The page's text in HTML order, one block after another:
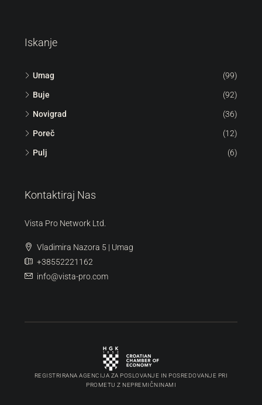
Iskanje
Umag (99)
Buje (92)
Novigrad (36)
Poreč (12)
Pulj (6)
Kontaktiraj Nas
Vista Pro Network Ltd.
Vladimira Nazora 5 | Umag
+38552221162
info@vista-pro.com
REGISTRIRANA AGENCIJA ZA POSLOVANJE IN POSREDOVANJE PRI
PROMETU Z NEPREMIČNINAMI